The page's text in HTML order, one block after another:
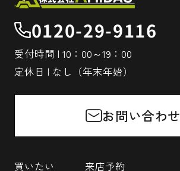
0120-29-9116
受付時間 | 10：00～19：00
定休日 | なし（年末年始）
お問い合わせ
買いたい 来店予約